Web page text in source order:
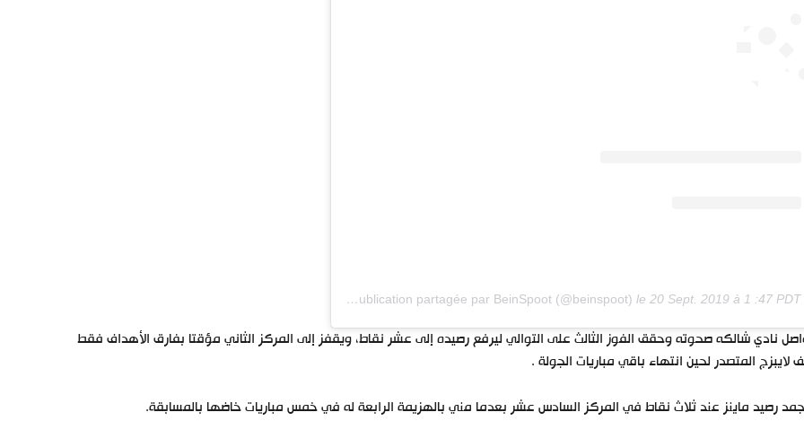
Une publication partagée par BeinSpoot (@beinspoot) le 20 Sept. 2019 à 1 :47 PDT
نادي شالكه صحوته وحقق الفوز الثالث على التوالي ليرفع رصيده إلى عشر نقاط، ويقفز إلى المركز الثاني مؤقتا بفارق الأهداف فقط
لايبزج المتصدر لحين انتهاء باقي مباريات الجولة .
رصيد ماينز عند ثلاث نقاط في المركز السادس عشر بعدما مني بالهزيمة الرابعة له في خمس مباريات خاضها بالمسابقة.